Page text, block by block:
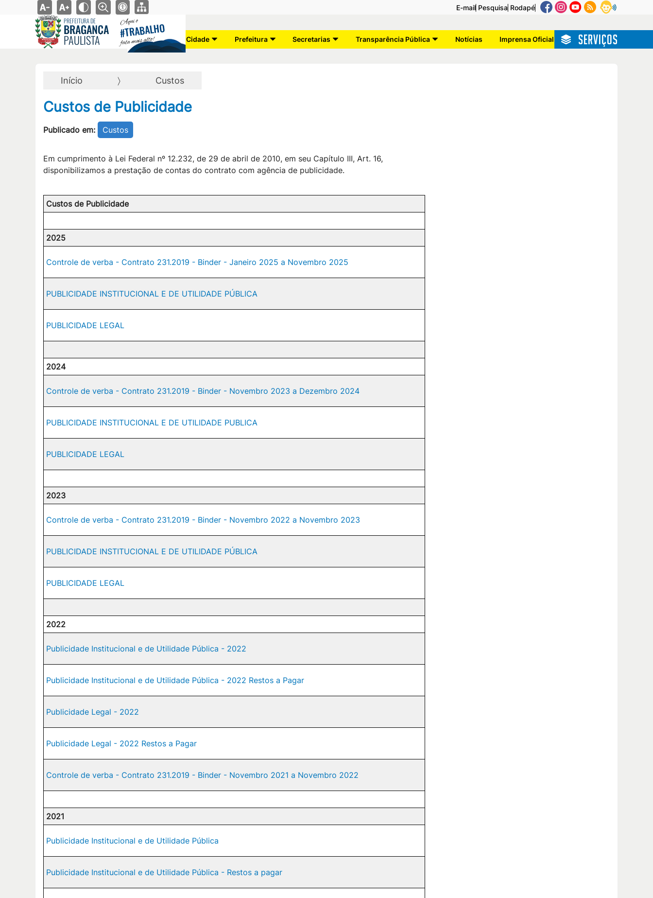
E-mail Pesquisa Rodapé
PREFEITURA DE
BRAGANÇA
PAULISTA
Aqui o
#TRABALHO
fala mais alto! Cidade Prefeitura Secretarias Transparência Pública Notícias Imprensa Oficial SERVIÇOS
Início Custos
Custos de Publicidade
Publicado em: Custos
Em cumprimento à Lei Federal nº 12.232, de 29 de abril de 2010, em seu Capítulo III, Art. 16,
disponibilizamos a prestação de contas do contrato com agência de publicidade.
Custos de Publicidade
2025
Controle de verba - Contrato 231.2019 - Binder - Janeiro 2025 a Novembro 2025
PUBLICIDADE INSTITUCIONAL E DE UTILIDADE PÚBLICA
PUBLICIDADE LEGAL
2024
Controle de verba - Contrato 231.2019 - Binder - Novembro 2023 a Dezembro 2024
PUBLICIDADE INSTITUCIONAL E DE UTILIDADE PUBLICA
PUBLICIDADE LEGAL
2023
Controle de verba - Contrato 231.2019 - Binder - Novembro 2022 a Novembro 2023
PUBLICIDADE INSTITUCIONAL E DE UTILIDADE PÚBLICA
PUBLICIDADE LEGAL
2022
Publicidade Institucional e de Utilidade Pública - 2022
Publicidade Institucional e de Utilidade Pública - 2022 Restos a Pagar
Publicidade Legal - 2022
Publicidade Legal - 2022 Restos a Pagar
Controle de verba - Contrato 231.2019 - Binder - Novembro 2021 a Novembro 2022
2021
Publicidade Institucional e de Utilidade Pública
Publicidade Institucional e de Utilidade Pública - Restos a pagar